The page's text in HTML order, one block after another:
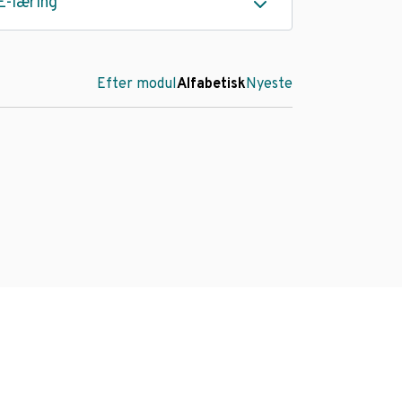
Efter modulAlfabetiskNyeste